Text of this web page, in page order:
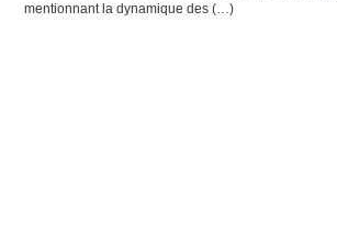
mentionnant la dynamique des (…)